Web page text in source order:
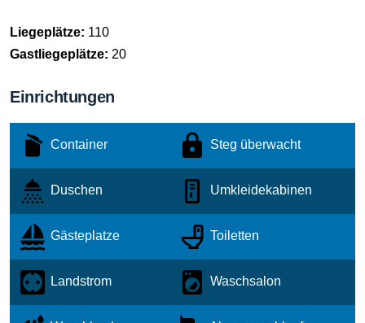
Liegeplätze: 110
Gastliegeplätze: 20
Einrichtungen
Container Steg überwacht
Duschen Umkleidekabinen
Gästeplatze Toiletten
Landstrom Waschsalon